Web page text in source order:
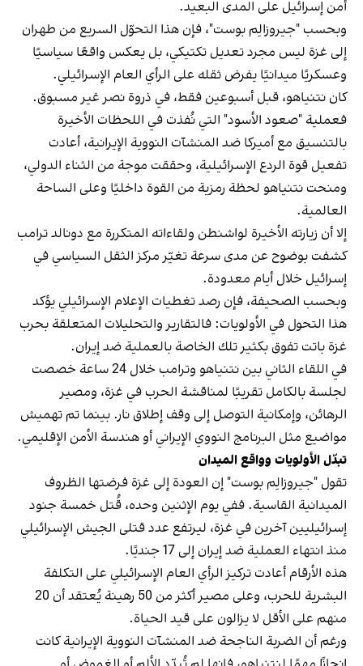
أمن إسرائيل على المدى البعيد.
وبحسب "جيروزالِم بوست"، فإن هذا التحوّل السريع من طهران
إلى غزة ليس مجرد تعديل تكتيكي، بل يعكس واقعًا سياسيًا
وعسكريًا ميدانيًا يفرض ثقله على الرأي العام الإسرائيلي.
كان نتنياهو، قبل أسبوعين فقط، في ذروة نصر غير مسبوق.
فعملية "صعود الأسود" التي نُفذت في اللحظات الأخيرة
بالتنسيق مع أميركا ضد المنشآت النووية الإيرانية، أعادت
تفعيل قوة الردع الإسرائيلية، وحققت موجة من الثناء الدولي،
ومنحت نتنياهو لحظة رمزية من القوة داخليًا وعلى الساحة
العالمية.
إلا أن زيارته الأخيرة لواشنطن ولقاءاته المتكررة مع دونالد ترامب
كشفت بوضوح عن مدى سرعة تغيّر مركز الثقل السياسي في
إسرائيل خلال أيام معدودة.
وبحسب الصحيفة، فإن رصد تغطيات الإعلام الإسرائيلي يؤكد
هذا التحول في الأولويات: فالتقارير والتحليلات المتعلقة بحرب
غزة باتت تفوق بكثير تلك الخاصة بالعملية ضد إيران.
في اللقاء الثاني بين نتنياهو وترامب خلال 24 ساعة خصصت
لجلسة بالكامل تقريبًا لمناقشة الحرب في غزة، ومصير
الرهائن، وإمكانية التوصل إلى وقف إطلاق نار. بينما تم تهميش
مواضيع مثل البرنامج النووي الإيراني أو هندسة الأمن الإقليمي.
تبدّل الأولويات وواقع الميدان
تقول "جيروزالِم بوست" إن العودة إلى غزة فرضتها الظروف
الميدانية القاسية. ففي يوم الإثنين وحده، قُتل خمسة جنود
إسرائيليين آخرين في غزة، ليرتفع عدد قتلى الجيش الإسرائيلي
منذ انتهاء العملية ضد إيران إلى 17 جنديًا.
هذه الأرقام أعادت تركيز الرأي العام الإسرائيلي على التكلفة
البشرية للحرب، وعلى مصير أكثر من 50 رهينة يُعتقد أن 20
منهم على الأقل لا يزالون على قيد الحياة.
ورغم أن الضربة الناجحة ضد المنشآت النووية الإيرانية كانت